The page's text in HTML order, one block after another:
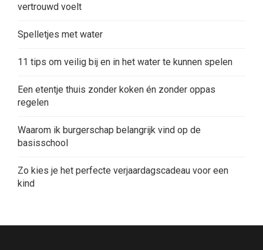
vertrouwd voelt
Spelletjes met water
11 tips om veilig bij en in het water te kunnen spelen
Een etentje thuis zonder koken én zonder oppas
regelen
Waarom ik burgerschap belangrijk vind op de
basisschool
Zo kies je het perfecte verjaardagscadeau voor een
kind